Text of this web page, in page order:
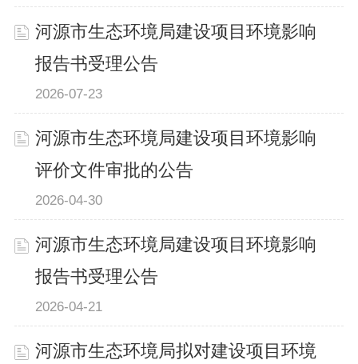
河源市生态环境局建设项目环境影响
报告书受理公告
2026-07-23
河源市生态环境局建设项目环境影响
评价文件审批的公告
2026-04-30
河源市生态环境局建设项目环境影响
报告书受理公告
2026-04-21
河源市生态环境局拟对建设项目环境